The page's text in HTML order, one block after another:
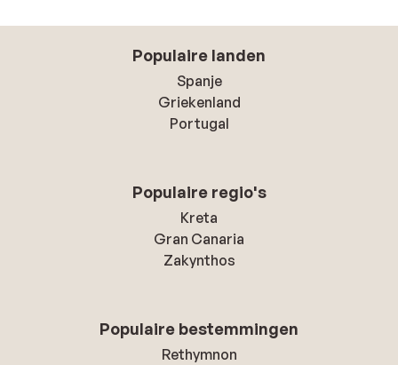
Populaire landen
Spanje
Griekenland
Portugal
Populaire regio's
Kreta
Gran Canaria
Zakynthos
Populaire bestemmingen
Rethymnon